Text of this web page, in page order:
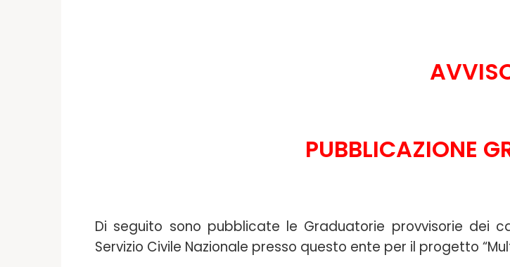
PUBBLICAZIONE
Di seguito sono pubblicate le Graduatorie provvisorie dei
Servizio Civile Nazionale presso questo ente per il progetto